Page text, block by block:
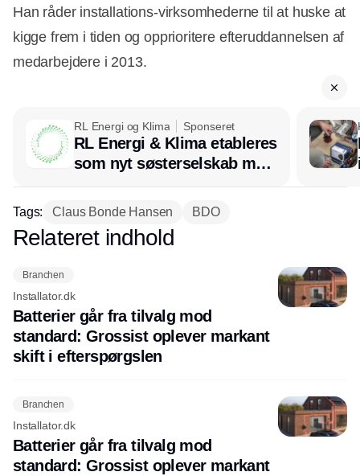
Han råder installations-virksomhederne til at huske at
kigge frem i tiden og opprioritere efteruddannelsen af
medarbejdere i 2013.
RL Energi og Klima Sponseret
RL Energi & Klima etableres
som nyt søsterselskab med
afsæt i RL Ventilation
Tags: Claus Bonde Hansen BDO
Annonce
Relateret indhold
Branchen
Installator.dk
Batterier går fra tilvalg mod
standard: Grossist oplever markant
skift i efterspørgslen
Branchen
Installator.dk
Batterier går fra tilvalg mod
standard: Grossist oplever markant